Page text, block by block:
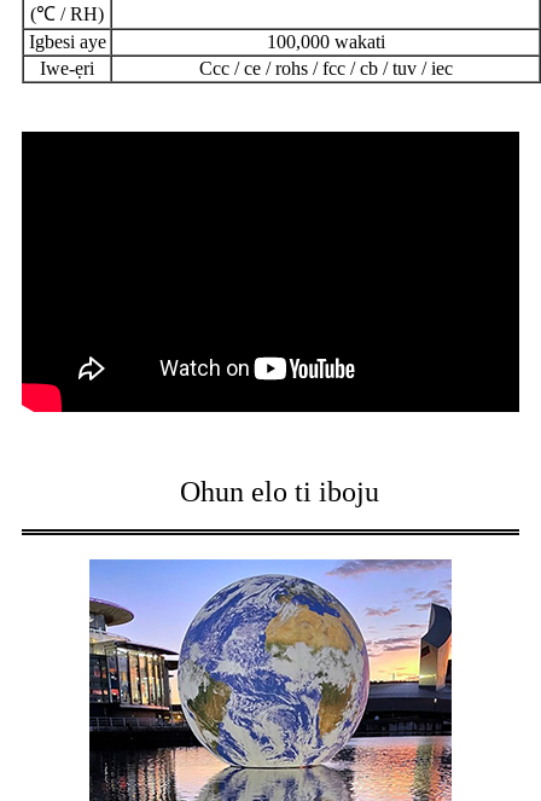
(℃ / RH)
Igbesi aye
100,000 wakati
Iwe-ẹri
Ccc / ce / rohs / fcc / cb / tuv / iec
Ohun elo ti iboju